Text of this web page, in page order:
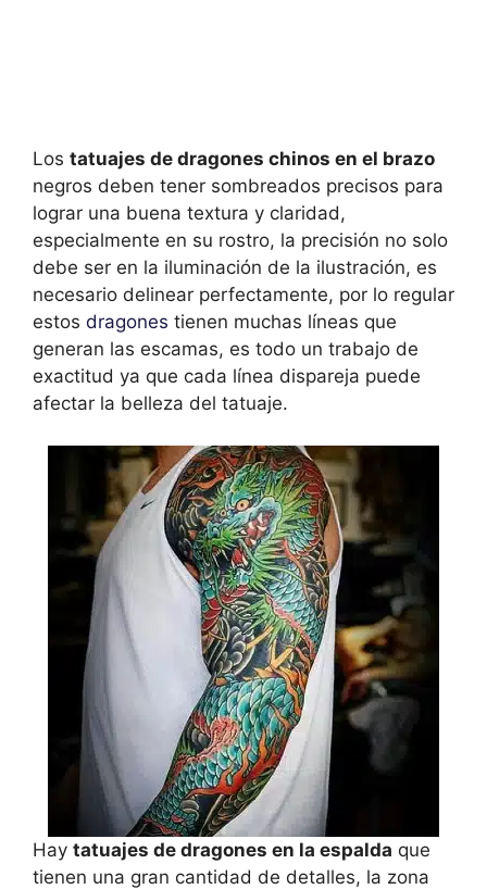
Los tatuajes de dragones chinos en el brazo
negros deben tener sombreados precisos para
lograr una buena textura y claridad,
especialmente en su rostro, la precisión no solo
debe ser en la iluminación de la ilustración, es
necesario delinear perfectamente, por lo regular
estos dragones tienen muchas líneas que
generan las escamas, es todo un trabajo de
exactitud ya que cada línea dispareja puede
afectar la belleza del tatuaje.
Hay tatuajes de dragones en la espalda que
tienen una gran cantidad de detalles, la zona